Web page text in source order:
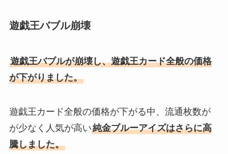
遊戯王バブル崩壊
遊戯王バブルが崩壊し、遊戯王カード全般の価格
が下がりました。
遊戯王カード全般の価格が下がる中、流通枚数が
が少なく人気が高い純金ブルーアイズはさらに高
騰しました。